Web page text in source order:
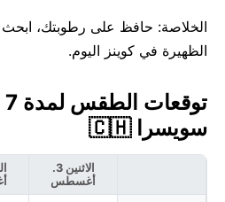
الخلاصة: حافظ على رطوبتك،
الظهيرة في كوينز اليوم.
سويسرا 🇨🇭
الاثنين 3.
أغسطس